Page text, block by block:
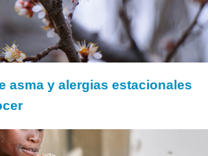
asma y alergias estacionales